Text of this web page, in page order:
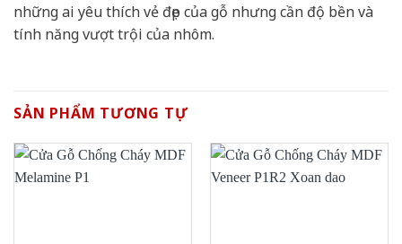
những ai yêu thích vẻ đẹp của gỗ nhưng cần độ bền và
tính năng vượt trội của nhôm.
SẢN PHẨM TƯƠNG TỰ